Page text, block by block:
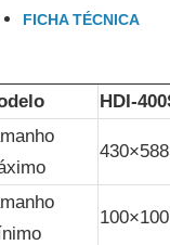
FICHA TÉCNICA
HDI-